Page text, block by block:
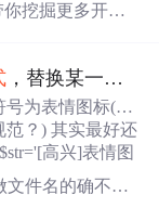
你挖掘更多开发
，替换某一规则的表情符号为表情图标（
号为表情图标(表
高兴]表情图
文件名的确不是